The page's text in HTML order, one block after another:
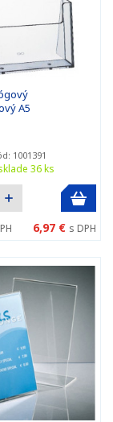
A5
1001391
36 ks
6,97 € s DPH